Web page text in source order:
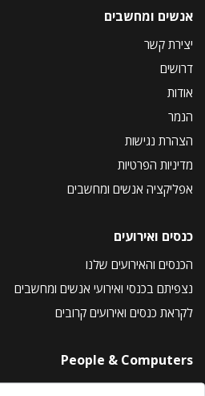
אנשים ומחשבים
יצירת קשר
דרושים
אודות
הנמר
הצהרת נגישות
מדיניות הפרטיות
אפליקציה אנשים ומחשבים
כנסים ואירועים
הכנסים והאירועים שלנו
נצפיתם בכנסי ואירועי אנשים ומחשבים
לקראת כנסים ואירועים קרובים
People & Computers
About Us